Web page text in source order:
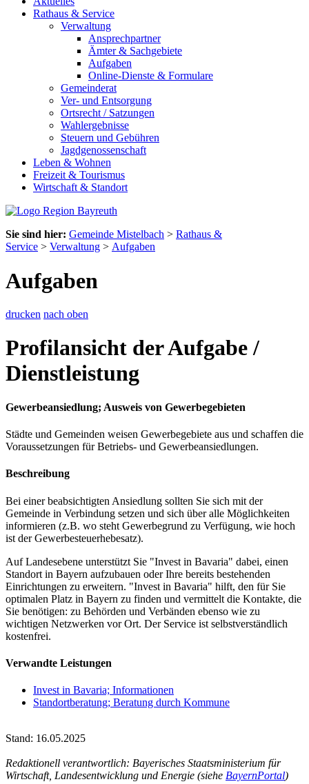
Rathaus & Service
Verwaltung
Ansprechpartner
Ämter & Sachgebiete
Aufgaben
Online-Dienste & Formulare
Gemeinderat
Ver- und Entsorgung
Ortsrecht / Satzungen
Wahlergebnisse
Steuern und Gebühren
Jagdgenossenschaft
Leben & Wohnen
Freizeit & Tourismus
Wirtschaft & Standort
Sie sind hier: Gemeinde Mistelbach > Rathaus &
Service > Verwaltung > Aufgaben
Aufgaben
drucken nach oben
Profilansicht der Aufgabe /
Dienstleistung
Gewerbeansiedlung; Ausweis von Gewerbegebieten
Städte und Gemeinden weisen Gewerbegebiete aus und schaffen die
Voraussetzungen für Betriebs- und Gewerbeansiedlungen.
Beschreibung
Bei einer beabsichtigten Ansiedlung sollten Sie sich mit der
Gemeinde in Verbindung setzen und sich über alle Möglichkeiten
informieren (z.B. wo steht Gewerbegrund zu Verfügung, wie hoch
ist der Gewerbesteuerhebesatz).
Auf Landesebene unterstützt Sie "Invest in Bavaria" dabei, einen
Standort in Bayern aufzubauen oder Ihre bereits bestehenden
Einrichtungen zu erweitern. "Invest in Bavaria" hilft, den für Sie
optimalen Platz in Bayern zu finden und vermittelt die Kontakte, die
Sie benötigen: zu Behörden und Verbänden ebenso wie zu
wichtigen Netzwerken vor Ort. Der Service ist selbstverständlich
kostenfrei.
Verwandte Leistungen
Invest in Bavaria; Informationen
Standortberatung; Beratung durch Kommune
Stand: 16.05.2025
Redaktionell verantwortlich: Bayerisches Staatsministerium für
Wirtschaft, Landesentwicklung und Energie (siehe BayernPortal)